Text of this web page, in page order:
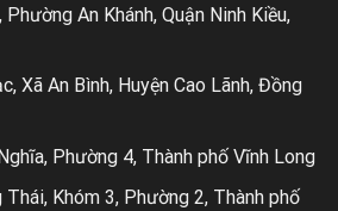
Phường An Khánh, Quận Ninh Kiều,
Xã An Bình, Huyện Cao Lãnh, Đồng
Phường 4, Thành phố Vĩnh Long
Thái, Khóm 3, Phường 2, Thành phố